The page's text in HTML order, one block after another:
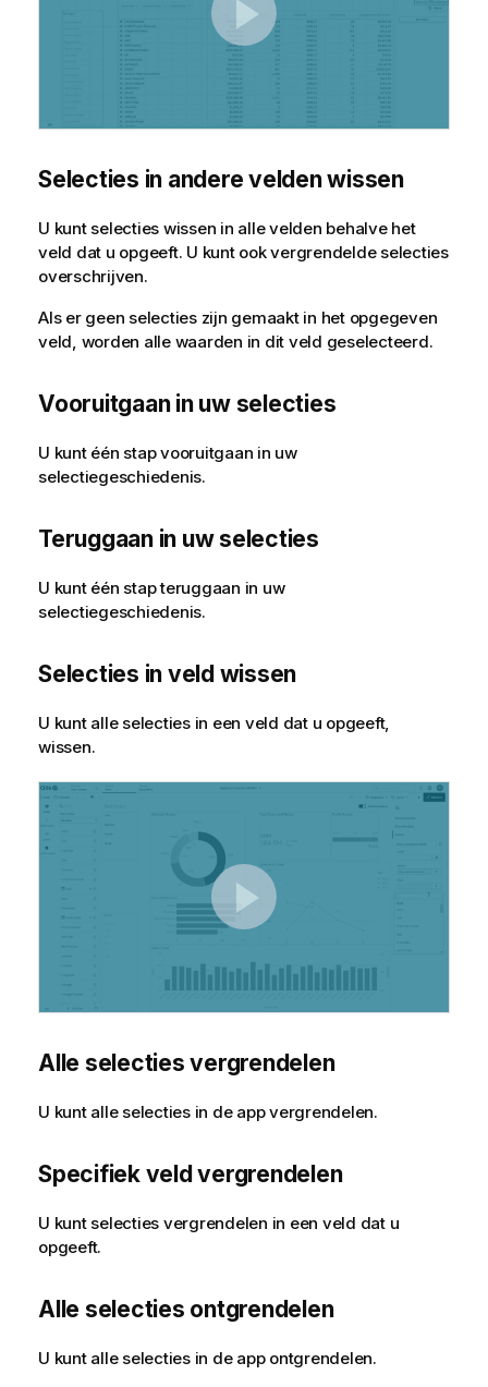
Selecties in andere velden wissen
U kunt selecties wissen in alle velden behalve het
veld dat u opgeeft. U kunt ook vergrendelde selecties
overschrijven.
Als er geen selecties zijn gemaakt in het opgegeven
veld, worden alle waarden in dit veld geselecteerd.
Vooruitgaan in uw selecties
U kunt één stap vooruitgaan in uw
selectiegeschiedenis.
Teruggaan in uw selecties
U kunt één stap teruggaan in uw
selectiegeschiedenis.
Selecties in veld wissen
U kunt alle selecties in een veld dat u opgeeft,
wissen.
Alle selecties vergrendelen
U kunt alle selecties in de app vergrendelen.
Specifiek veld vergrendelen
U kunt selecties vergrendelen in een veld dat u
opgeeft.
Alle selecties ontgrendelen
U kunt alle selecties in de app ontgrendelen.